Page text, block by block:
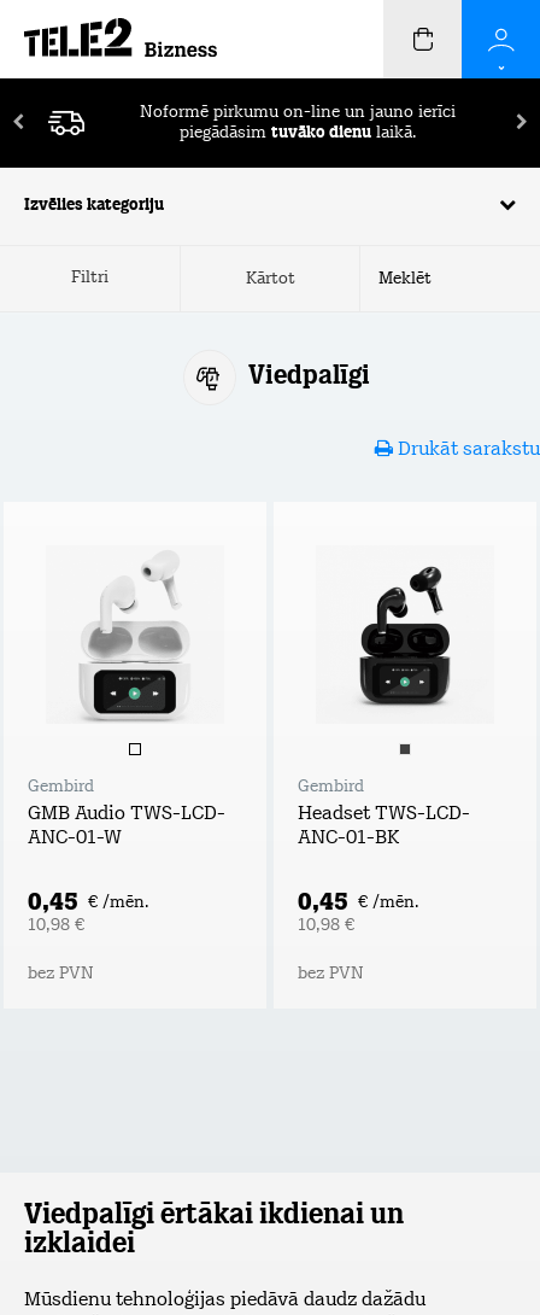
Noformē pirkumu on-line un jauno ierīci
piegādāsim tuvāko dienu laikā.
Izvēlies kategoriju
Filtri Kārtot
Viedpalīgi
Drukāt sarakstu
Gembird
GMB Audio TWS-LCD-
ANC-01-W
0,45 € /mēn.
10,98 €
bez PVN
Gembird
Headset TWS-LCD-
ANC-01-BK
0,45 € /mēn.
10,98 €
bez PVN
Viedpalīgi ērtākai ikdienai un
izklaidei
Mūsdienu tehnoloģijas piedāvā daudz dažādu